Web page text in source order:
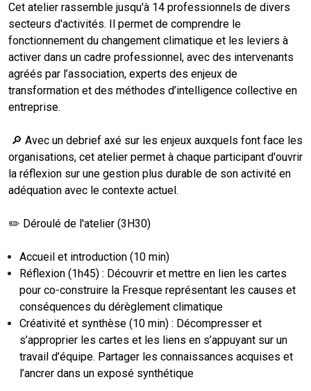
Cet atelier rassemble jusqu'à 14 professionnels de divers
secteurs d'activités. Il permet de comprendre le
fonctionnement du changement climatique et les leviers à
activer dans un cadre professionnel, avec des intervenants
agréés par l’association, experts des enjeux de
transformation et des méthodes d’intelligence collective en
entreprise.
🔎 Avec un debrief axé sur les enjeux auxquels font face les
organisations, cet atelier permet à chaque participant d'ouvrir
la réflexion sur une gestion plus durable de son activité en
adéquation avec le contexte actuel.
✏️ Déroulé de l'atelier (3H30)
Accueil et introduction (10 min)
Réflexion (1h45) : Découvrir et mettre en lien les cartes
pour co-construire la Fresque représentant les causes et
conséquences du dérèglement climatique
Créativité et synthèse (10 min) : Décompresser et
s’approprier les cartes et les liens en s’appuyant sur un
travail d’équipe. Partager les connaissances acquises et
l’ancrer dans un exposé synthétique